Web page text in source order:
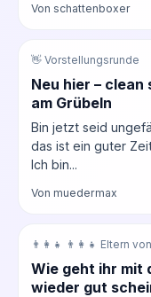
Von schattenboxer
👋 Vorstellungsrunde
Neu hier –
am Grübeln
Bin jetzt seid
das ist ein guter
Ich bin...
Von muedermax
👨‍👩‍👧 👨‍👩‍👧 Eltern
Wie geht ihr mit
wieder gut